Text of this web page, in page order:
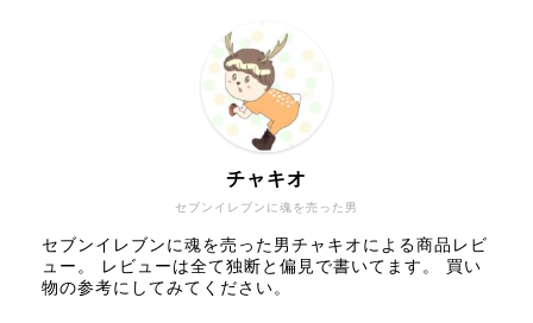
セブンイレブンに魂を売った男
チャキオ
セブンイレブンに魂を売った男チャキオによる商品レビ
ュー。 レビューは全て独断と偏見で書いてます。 買い
物の参考にしてみてください。